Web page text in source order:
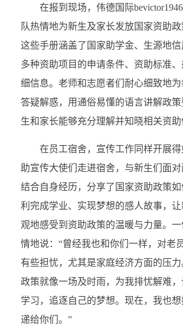
在报到现场，伟德国际
队热情地为新生及家长发放国家资助政
这些手册涵盖了国家助学金、生源地
多种资助项目的申请条件、资助标准
细信息。老师和志愿者们耐心细致地
答疑解惑，用通俗易懂的语言讲解政
生和家长能够充分理解并知晓相关资助
在员工宿舍，宣传工作同样开展
助宣传大使们走进宿舍，与新生们面对
结合自身经历，分享了国家资助政策
利完成学业、实现梦想的感人故事，
观地感受到资助政策的温暖与力量。
情地说：“曾经我也和你们一样，对老
有些担忧，尤其是家庭经济方面的压
政策就像一场及时雨，为我排忧解难
学习，追逐自己的梦想。现在，我也
递给你们。”